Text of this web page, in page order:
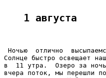
1 августа
Ночью  отлично
Солнце быстро освещает
в  11 утра.  Озеро за ночь
вчера поток, мы перешли